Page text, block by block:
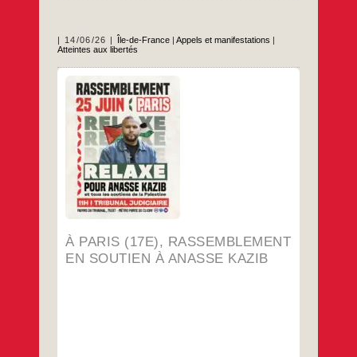
14/06/26 Île-de-France| Appels et manifestations |
Atteintes aux libertés
À PARIS (17E), RASSEMBLEMENT
EN SOUTIEN À ANASSE KAZIB